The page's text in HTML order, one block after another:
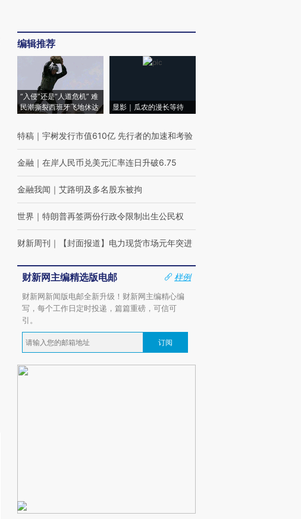
编辑推荐
“入侵”还是“人道危机” 难
民潮撕裂西班牙飞地休达
显影｜瓜农的漫长等待
特稿 ｜ 宇树发行市值610亿 先行者的加速和考验
金融 ｜ 在岸人民币兑美元汇率连日升破6.75
金融我闻 ｜ 艾路明及多名股东被拘
世界 ｜ 特朗普再签两份行政令限制出生公民权
财新周刊 ｜ 【封面报道】电力现货市场元年突进
财新网主编精选版电邮
样例
财新网新闻版电邮全新升级！财新网主编精心编
写，每个工作日定时投递，篇篇重磅，可信可
引。
订阅